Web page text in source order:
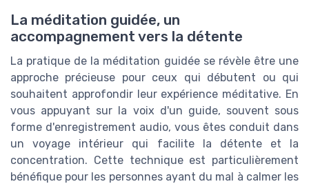
La méditation guidée, un
accompagnement vers la détente
La pratique de la méditation guidée se révèle être une
approche précieuse pour ceux qui débutent ou qui
souhaitent approfondir leur expérience méditative. En
vous appuyant sur la voix d'un guide, souvent sous
forme d'enregistrement audio, vous êtes conduit dans
un voyage intérieur qui facilite la détente et la
concentration. Cette technique est particulièrement
bénéfique pour les personnes ayant du mal à calmer les